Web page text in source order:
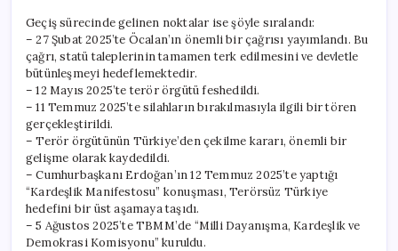
Geçiş sürecinde gelinen noktalar ise şöyle sıralandı:
– 27 Şubat 2025’te Öcalan’ın önemli bir çağrısı yayımlandı. Bu
çağrı, statü taleplerinin tamamen terk edilmesini ve devletle
bütünleşmeyi hedeflemektedir.
– 12 Mayıs 2025’te terör örgütü feshedildi.
– 11 Temmuz 2025’te silahların bırakılmasıyla ilgili bir tören
gerçekleştirildi.
– Terör örgütünün Türkiye’den çekilme kararı, önemli bir
gelişme olarak kaydedildi.
– Cumhurbaşkanı Erdoğan’ın 12 Temmuz 2025’te yaptığı
“Kardeşlik Manifestosu” konuşması, Terörsüz Türkiye
hedefini bir üst aşamaya taşıdı.
– 5 Ağustos 2025’te TBMM’de “Milli Dayanışma, Kardeşlik ve
Demokrasi Komisyonu” kuruldu.